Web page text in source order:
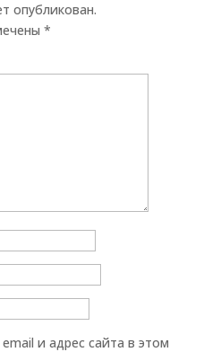
опубликован.
*
и адрес сайта в этом